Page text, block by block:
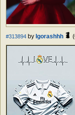
#313894 by Igorashhh